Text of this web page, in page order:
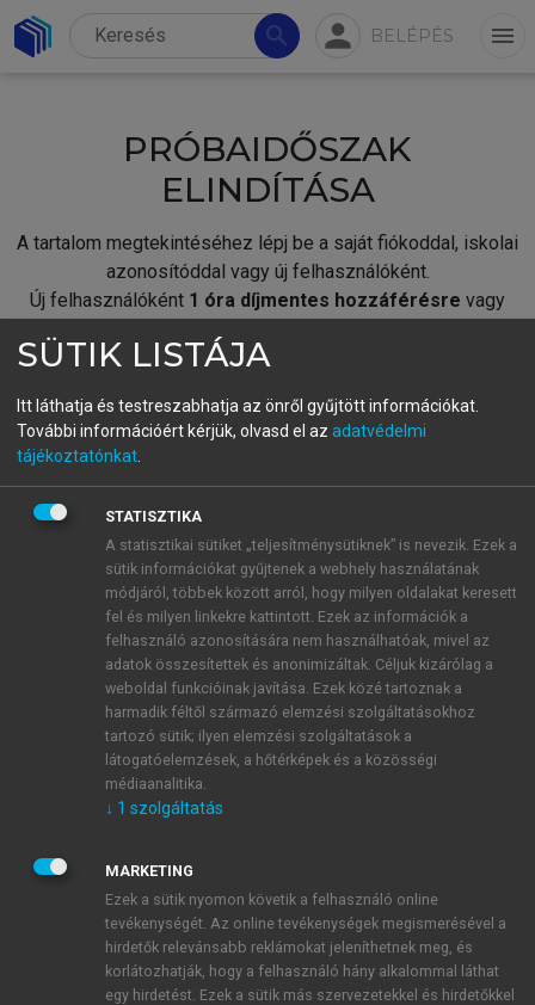
search person BELÉPÉS menu
PRÓBAIDŐSZAK
ELINDÍTÁSA
A tartalom megtekintéséhez lépj be a saját fiókoddal, iskolai
azonosítóddal vagy új felhasználóként.
Új felhasználóként 1 óra díjmentes hozzáférésre vagy
fiókoddal,vagy hozz létre új fiókot.
A regisztráció után apróbaidőszakautomatikusan
BELÉPÉS SAJÁT FIÓKKAL
ÚJ FIÓK LÉTREHOZÁSA
1 óra díjmentes hozzáférés
E-MAIL-CÍM
JELSZÓ
JELSZÓ ÚJRA
SÜTIK LISTÁJA
Itt láthatja és testreszabhatja az önről gyűjtött információkat.
További információért kérjük, olvasd el az adatvédelmi
tájékoztatónkat
STATISZTIKA
A statisztikai sütiket „teljesítménysütiknek” is nevezik. Ezek a
sütik információkat gyűjtenek a webhely használatának
módjáról, többek között arról, hogy milyen oldalakat keresett
fel és milyen linkekre kattintott. Ezek az információk a
felhasználó azonosítására nem használhatóak, mivel az
adatok összesítettek és anonimizáltak. Céljuk kizárólag a
weboldal funkcióinak javítása. Ezek közé tartoznak a
harmadik féltől származó elemzési szolgáltatásokhoz
tartozó sütik; ilyen elemzési szolgáltatások a
látogatóelemzések, a hőtérképek és a közösségi
médiaanalitika.
↓ 1 szolgáltatás
MARKETING
Ezek a sütik nyomon követik a felhasználó online
tevékenységét. Az online tevékenységek megismerésével a
hirdetők relevánsabb reklámokat jeleníthetnek meg, és
korlátozhatják, hogy a felhasználó hány alkalommal láthat
egy hirdetést. Ezek a sütik más szervezetekkel és hirdetőkkel